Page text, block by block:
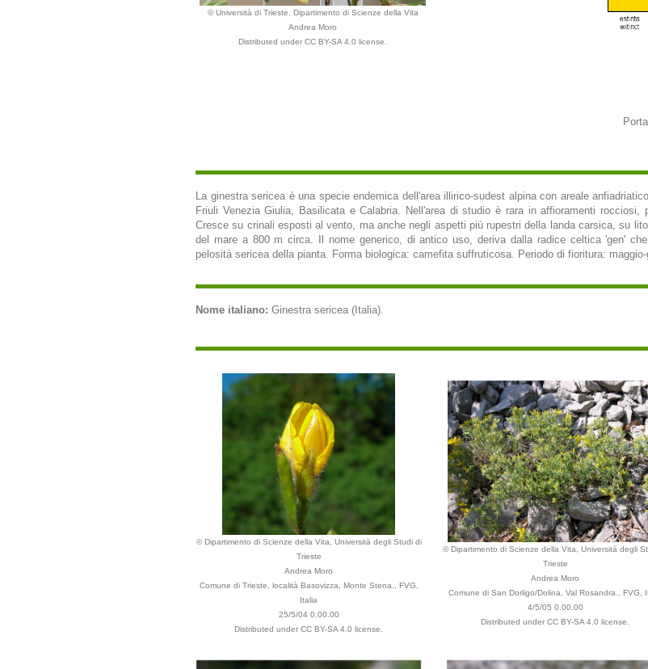
© Università di Trieste, Dipartimento di Scienze della Vita
Andrea Moro
Distributed under CC BY-SA 4.0 license.
La ginestra sericea è una specie endemica dell'area illirico-sudest alpina con areale
Friuli Venezia Giulia, Basilicata e Calabria. Nell'area di studio è rara in affioramenti rocciosi,
Cresce su crinali esposti al vento, ma anche negli aspetti più rupestri della landa carsica, su
del mare a 800 m circa. Il nome generico, di antico uso, deriva dalla radice celtica 'gen'
pelosità sericea della pianta. Forma biologica: camefita suffruticosa. Periodo di fioritura: maggio-
Nome italiano: Ginestra sericea (Italia).
© Dipartimento di Scienze della Vita, Università degli Studi di
Trieste
Andrea Moro
Comune di Trieste, località Basovizza, Monte Stena., FVG,
Italia
25/5/04 0.00.00
Distributed under CC BY-SA 4.0 license.
© Dipartimento di Scienze della Vita, Università degli
Trieste
Andrea Moro
Comune di San Dorligo/Dolina, Val Rosandra., FVG,
4/5/05 0.00.00
Distributed under CC BY-SA 4.0 license.